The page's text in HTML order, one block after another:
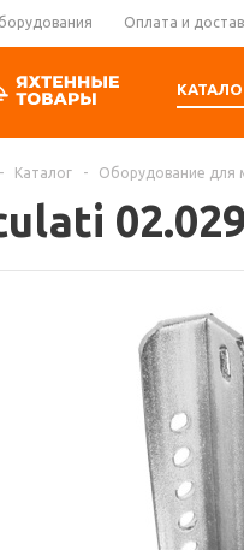
Оплата и
- Каталог - Оборудование для